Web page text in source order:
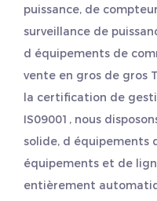
puissance, de
surveillance de
d équipements de
vente en gros de gros
la certification de
IS09001, nous
solide, d équipements
équipements et de
entièrement